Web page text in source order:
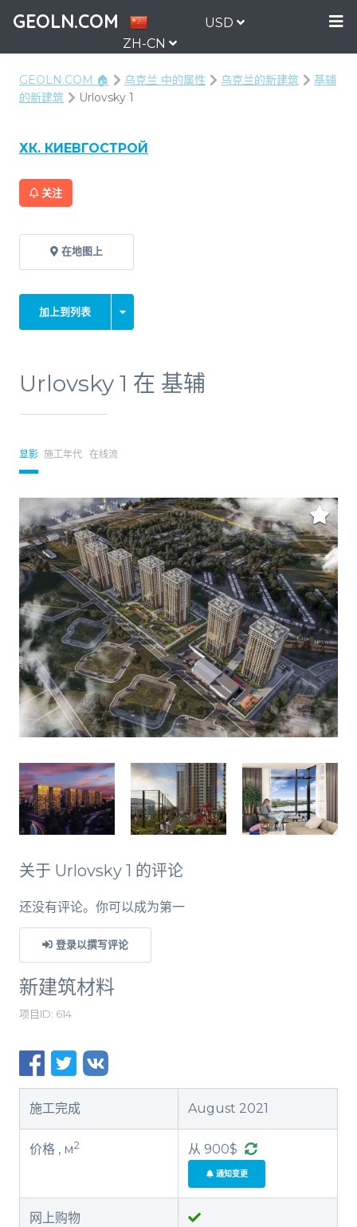
GEOLN.COM
ZH-CN
USD
GEOLN.COM 🏠 乌克兰 中的属性 乌克兰的新建筑
基辅
的新建筑
Urlovsky 1
ХК. КИЕВГОСТРОЙ
关注
在地图上
加上到列表
Urlovsky 1 在 基辅
显影 施工年代 在线流
关于 Urlovsky 1 的评论
还没有评论。你可以成为第一
登录以撰写评论
新建筑材料
项目ID: 614
施工完成 August 2021
价格 , м2 从 900$
通知变更
网上购物